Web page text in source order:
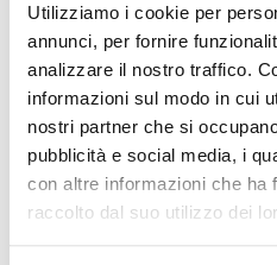
Utilizziamo i cookie per
annunci, per fornire
analizzare il nostro traffico.
informazioni sul modo in cui
nostri partner che si
pubblicità e social media, i
con altre informazioni che ha
raccolto dal suo utilizzo dei
Teramo - Carabinieri
Sant’Egidio
26/12/2023